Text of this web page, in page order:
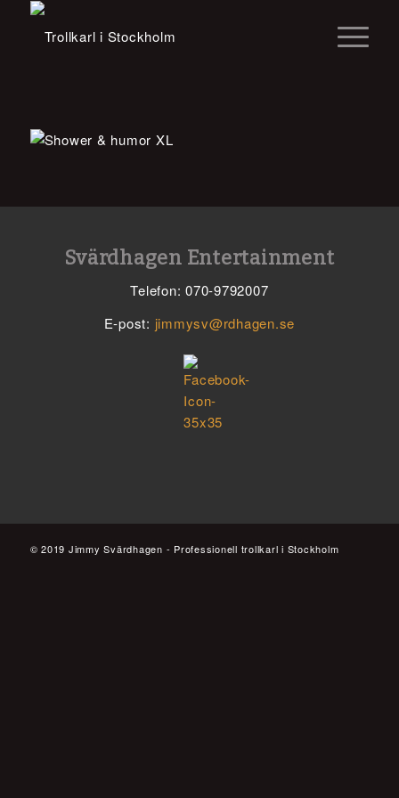
Svärdhagen Entertainment
Telefon: 070-9792007
E-post: jimmysv@rdhagen.se
© 2019 Jimmy Svärdhagen - Professionell trollkarl i Stockholm